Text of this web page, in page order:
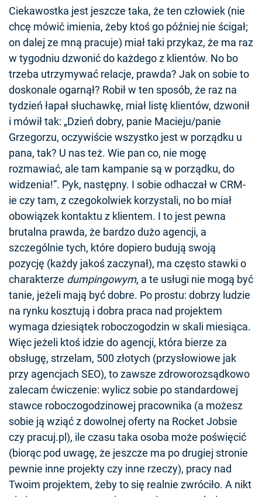
Ciekawostka jest jeszcze taka, że ten człowiek (nie
chcę mówić imienia, żeby ktoś go później nie ścigał;
on dalej ze mną pracuje) miał taki przykaz, że ma raz
w tygodniu dzwonić do każdego z klientów. No bo
trzeba utrzymywać relacje, prawda? Jak on sobie to
doskonale ogarnął? Robił w ten sposób, że raz na
tydzień łapał słuchawkę, miał listę klientów, dzwonił
i mówił tak: „Dzień dobry, panie Macieju/panie
Grzegorzu, oczywiście wszystko jest w porządku u
pana, tak? U nas też. Wie pan co, nie mogę
rozmawiać, ale tam kampanie są w porządku, do
widzenia!”. Pyk, następny. I sobie odhaczał w CRM-
ie czy tam, z czegokolwiek korzystali, no bo miał
obowiązek kontaktu z klientem. I to jest pewna
brutalna prawda, że bardzo dużo agencji, a
szczególnie tych, które dopiero budują swoją
pozycję (każdy jakoś zaczynał), ma często stawki o
charakterze dumpingowym, a te usługi nie mogą być
tanie, jeżeli mają być dobre. Po prostu: dobrzy ludzie
na rynku kosztują i dobra praca nad projektem
wymaga dziesiątek roboczogodzin w skali miesiąca.
Więc jeżeli ktoś idzie do agencji, która bierze za
obsługę, strzelam, 500 złotych (przysłowiowe jak
przy agencjach SEO), to zawsze zdroworozsądkowo
zalecam ćwiczenie: wylicz sobie po standardowej
stawce roboczogodzinowej pracownika (a możesz
sobie ją wziąć z dowolnej oferty na Rocket Jobsie
czy pracuj.pl), ile czasu taka osoba może poświęcić
(biorąc pod uwagę, że jeszcze ma po drugiej stronie
pewnie inne projekty czy inne rzeczy), pracy nad
Twoim projektem, żeby to się realnie zwróciło. A nikt